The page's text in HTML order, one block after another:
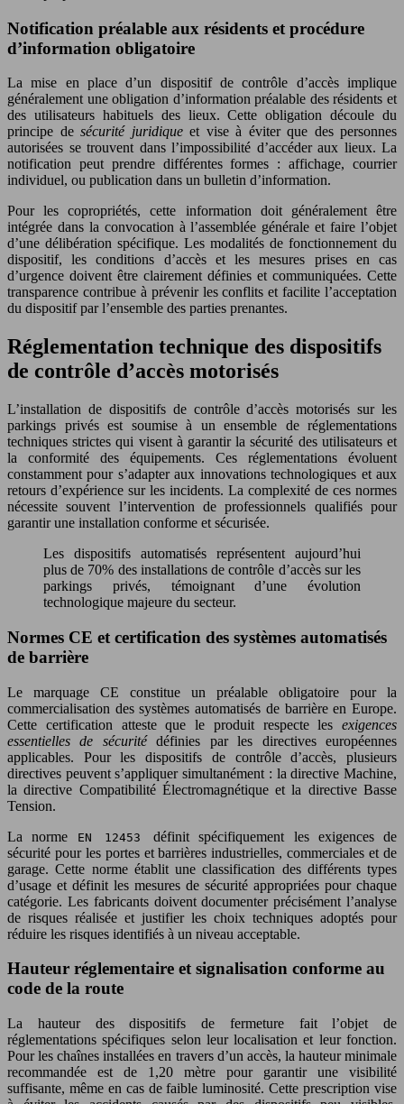
Notification préalable aux résidents et procédure
d’information obligatoire
La mise en place d’un dispositif de contrôle d’accès implique
généralement une obligation d’information préalable des résidents et
des utilisateurs habituels des lieux. Cette obligation découle du
principe de sécurité juridique et vise à éviter que des personnes
autorisées se trouvent dans l’impossibilité d’accéder aux lieux. La
notification peut prendre différentes formes : affichage, courrier
individuel, ou publication dans un bulletin d’information.
Pour les copropriétés, cette information doit généralement être
intégrée dans la convocation à l’assemblée générale et faire l’objet
d’une délibération spécifique. Les modalités de fonctionnement du
dispositif, les conditions d’accès et les mesures prises en cas
d’urgence doivent être clairement définies et communiquées. Cette
transparence contribue à prévenir les conflits et facilite l’acceptation
du dispositif par l’ensemble des parties prenantes.
Réglementation technique des dispositifs
de contrôle d’accès motorisés
L’installation de dispositifs de contrôle d’accès motorisés sur les
parkings privés est soumise à un ensemble de réglementations
techniques strictes qui visent à garantir la sécurité des utilisateurs et
la conformité des équipements. Ces réglementations évoluent
constamment pour s’adapter aux innovations technologiques et aux
retours d’expérience sur les incidents. La complexité de ces normes
nécessite souvent l’intervention de professionnels qualifiés pour
garantir une installation conforme et sécurisée.
Les dispositifs automatisés représentent aujourd’hui
plus de 70% des installations de contrôle d’accès sur les
parkings privés, témoignant d’une évolution
technologique majeure du secteur.
Normes CE et certification des systèmes automatisés
de barrière
Le marquage CE constitue un préalable obligatoire pour la
commercialisation des systèmes automatisés de barrière en Europe.
Cette certification atteste que le produit respecte les exigences
essentielles de sécuritédéfinies par les directives européennes
applicables. Pour les dispositifs de contrôle d’accès, plusieurs
directives peuvent s’appliquer simultanément : la directive Machine,
la directive Compatibilité Électromagnétique et la directive Basse
Tension.
La norme
EN 12453 définit spécifiquement les exigences de
sécurité pour les portes et barrières industrielles, commerciales et de
garage. Cette norme établit une classification des différents types
d’usage et définit les mesures de sécurité appropriées pour chaque
catégorie. Les fabricants doivent documenter précisément l’analyse
de risques réalisée et justifier les choix techniques adoptés pour
réduire les risques identifiés à un niveau acceptable.
Hauteur réglementaire et signalisation conforme au
code de la route
La hauteur des dispositifs de fermeture fait l’objet de
réglementations spécifiques selon leur localisation et leur fonction.
Pour les chaînes installées en travers d’un accès, la hauteur minimale
recommandée est de 1,20 mètre pour garantir une visibilité
suffisante, même en cas de faible luminosité. Cette prescription vise